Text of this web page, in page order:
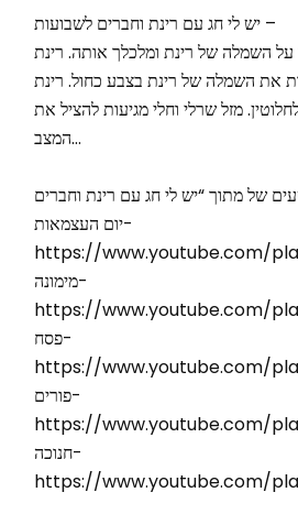
יש לי חג עם רינת וחברים לשבועות –
השמלה של רינת ומלכלך אותה. רינת
את השמלה של רינת בצבע כחול. רינת
מזל שרלי וחלי מגיעות להציל את
המצב…
יום העצמאות-
https://www.youtube.com/
מימונה-
https://www.youtube.com/
פסח-
https://www.youtube.com/
פורים-
https://www.youtube.com/
חנוכה-
https://www.youtube.com/